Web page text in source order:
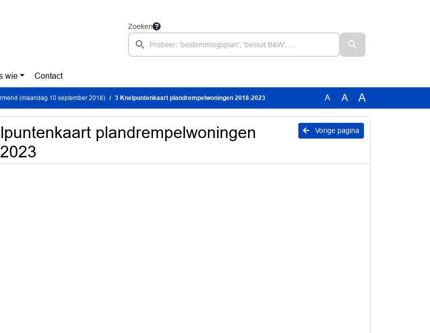
Zoeken
wie Contact
(maandag 10 september 2018) 3 Knelpuntenkaart plandrempelwoningen 2018-2023 A A A
Vorige pagina
plandrempelwoningen